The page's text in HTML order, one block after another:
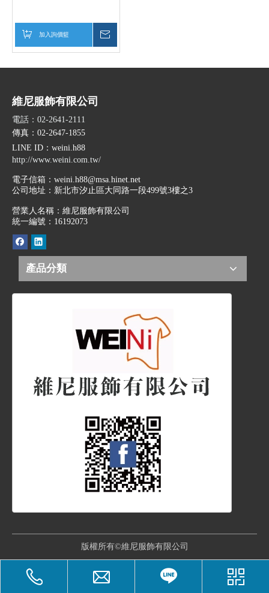
加入詢價籃
維尼服飾有限公司
電話：02-2641-2111
傳真：02-2647-1855
LINE ID ：weini.h88
http://www.weini.com.tw/
電子信箱： weini.h88@msa.hinet.net
公司地址： 新北市汐止區大同路一段499號3樓之3
營業人名稱：維尼服飾有限公司
統一編號：16192073
產品分類
版權所有©維尼服飾有限公司